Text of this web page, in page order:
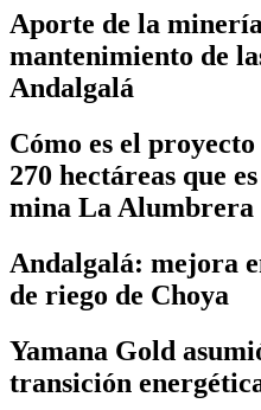
Aporte de la
mantenimiento de
Andalgalá
Cómo es el
270 hectáreas que
mina La Alumbrera
Andalgalá: mejora
de riego de Choya
Yamana Gold
transición